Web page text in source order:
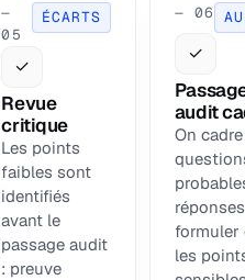
—
05
ÉCARTS
✓
Revue
critique
Les points
faibles sont
identifiés
avant le
passage audit
: preuve
— 06
✓
audit
On
formuler
les